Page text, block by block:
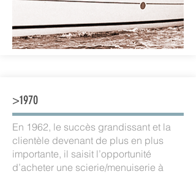
>1970
En 1962, le succès grandissant et la
clientèle devenant de plus en plus
importante, il saisit l’opportunité
d’acheter une scierie/menuiserie à